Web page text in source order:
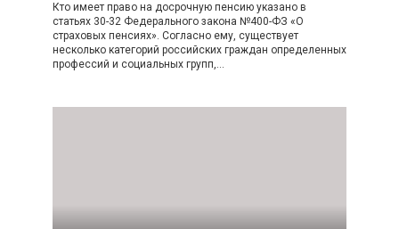
Кто имеет право на досрочную пенсию указано в
статьях 30-32 Федерального закона №400-ФЗ «О
страховых пенсиях». Согласно ему, существует
несколько категорий российских граждан определенных
профессий и социальных групп,…